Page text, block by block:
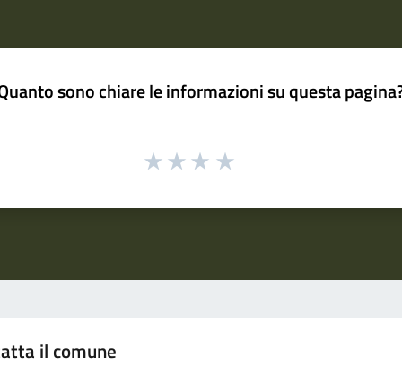
sono chiare le informazioni su questa
il comune